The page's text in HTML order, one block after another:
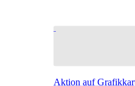
Aktion auf